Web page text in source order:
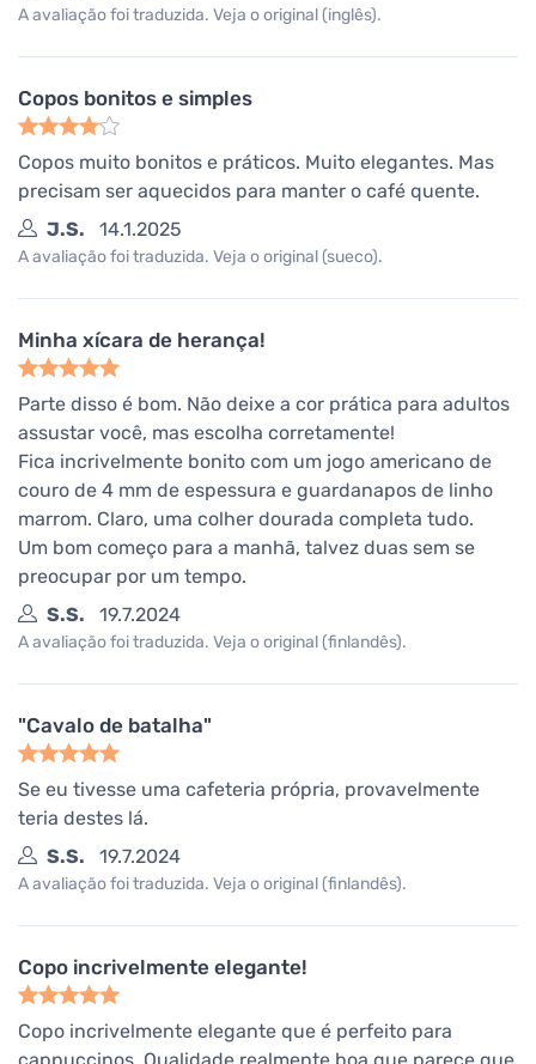
A avaliação foi traduzida. Veja o original (inglês).
Copos bonitos e simples
Copos muito bonitos e práticos. Muito elegantes. Mas
precisam ser aquecidos para manter o café quente.
J.S.
14.1.2025
A avaliação foi traduzida. Veja o original (sueco).
Minha xícara de herança!
Parte disso é bom. Não deixe a cor prática para adultos
assustar você, mas escolha corretamente!
Fica incrivelmente bonito com um jogo americano de
couro de 4 mm de espessura e guardanapos de linho
marrom. Claro, uma colher dourada completa tudo.
Um bom começo para a manhã, talvez duas sem se
preocupar por um tempo.
S.S.
19.7.2024
A avaliação foi traduzida. Veja o original (finlandês).
"Cavalo de batalha"
Se eu tivesse uma cafeteria própria, provavelmente
teria destes lá.
S.S.
19.7.2024
A avaliação foi traduzida. Veja o original (finlandês).
Copo incrivelmente elegante!
Copo incrivelmente elegante que é perfeito para